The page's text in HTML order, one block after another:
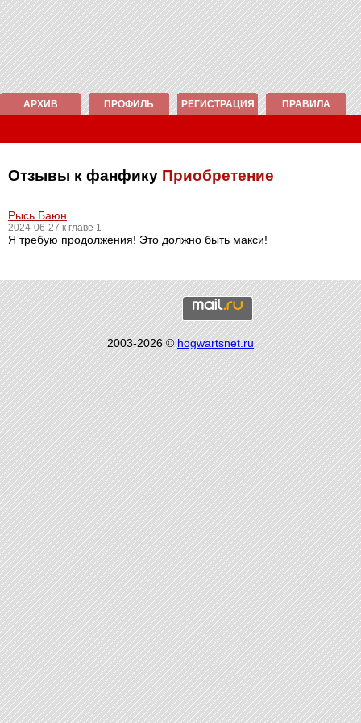
АРХИВ ПРОФИЛЬ РЕГИСТРАЦИЯ ПРАВИЛА
Отзывы к фанфику Приобретение
Рысь Баюн
2024-06-27 к главе 1
Я требую продолжения! Это должно быть макси!
2003-2026 ©hogwartsnet.ru